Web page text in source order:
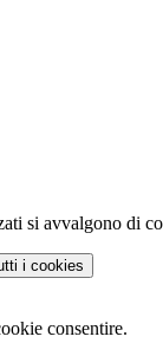
si avvalgono di
i cookies
consentire.